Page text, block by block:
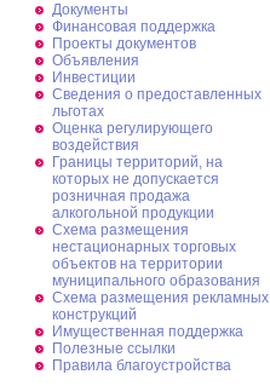
Документы
Финансовая поддержка
Проекты документов
Объявления
Инвестиции
Сведения о предоставленных
льготах
Оценка регулирующего
воздействия
Границы территорий, на
которых не допускается
розничная продажа
алкогольной продукции
Схема размещения
нестационарных торговых
объектов на территории
муниципального образования
Схема размещения рекламных
конструкций
Имущественная поддержка
Полезные ссылки
Правила благоустройства